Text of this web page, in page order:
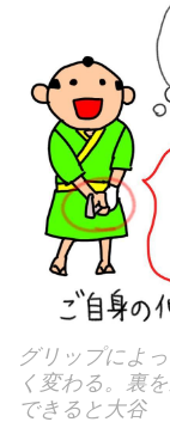
グリップによ
く変わる。裏
できると大谷